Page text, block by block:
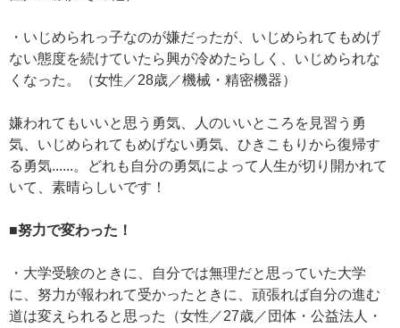
・いじめられっ子なのが嫌だったが、いじめられてもめげ
ない態度を続けていたら興が冷めたらしく、いじめられな
くなった。（女性／28歳／機械・精密機器）
嫌われてもいいと思う勇気、人のいいところを見習う勇
気、いじめられてもめげない勇気、ひきこもりから復帰す
る勇気......。どれも自分の勇気によって人生が切り開かれて
いて、素晴らしいです！
■努力で変わった！
・大学受験のときに、自分では無理だと思っていた大学
に、努力が報われて受かったときに、頑張れば自分の進む
道は変えられると思った（女性／27歳／団体・公益法人・